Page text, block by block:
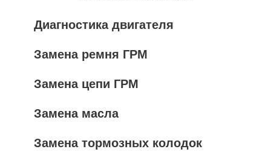
Диагностика двигателя
Замена ремня ГРМ
Замена цепи ГРМ
Замена масла
Замена тормозных колодок